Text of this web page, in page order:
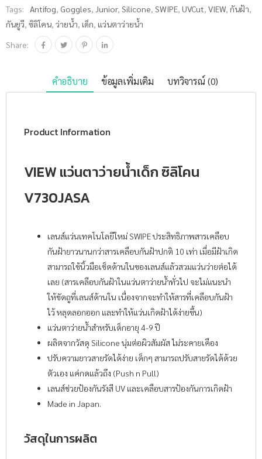
Tags:
Antifog, Goggles, Junior, Silicone, SWIPE, UVCut, VIEW, กันฝ้า,
กันยูวี, ซิลิโคน, ว่ายน้ำ, เด็ก, แว่นตาว่ายน้ำ
Share:
คำอธิบาย ข้อมูลเพิ่มเติม บทวิจารณ์ (0)
Product Information
VIEW แว่นตาว่ายน้ำเด็ก ซิลิโคน
V730JASA
เลนส์แว่นเทคโนโลยีใหม่ SWIPE ประสิทธิภาพสารเคลือบ
กันฝ้ายาวนานกว่าสารเคลือบกันฝ้าปกติ 10 เท่า เมื่อมีฝ้าเกิด
สามารถใช้นิ้วมือเช็ดด้านในของเลนส์แล้วสวมแว่นว่ายต่อได้
เลย (สารเคลือบกันฝ้าในแว่นตาว่ายน้ำทั่วไป จะไม่แนะนำ
ให้ขัดถูที่เลนส์ด้านใน เนื่องจากจะทำให้สารที่เคลือบกันฝ้า
ไว้ หลุดลอกออก และทำให้แว่นเกิดฝ้าได้ง่ายขึ้น)
แว่นตาว่ายน้ำสำหรับเด็กอายุ 4-9 ปี
ผลิตจากวัสดุ Silicone นุ่มต่อผิวสัมผัส ไม่ระคายเคือง
ปรับความยาวสายรัดได้ง่าย เด็กๆ สามารถปรับสายรัดได้ด้วย
ตัวเอง แค่กดแล้วถึง (Push n Pull)
เลนส์ช่วยป้องกันรังสี UV และเคลือบสารป้องกันการเกิดฝ้า
Made in Japan.
วัสดุในการผลิต